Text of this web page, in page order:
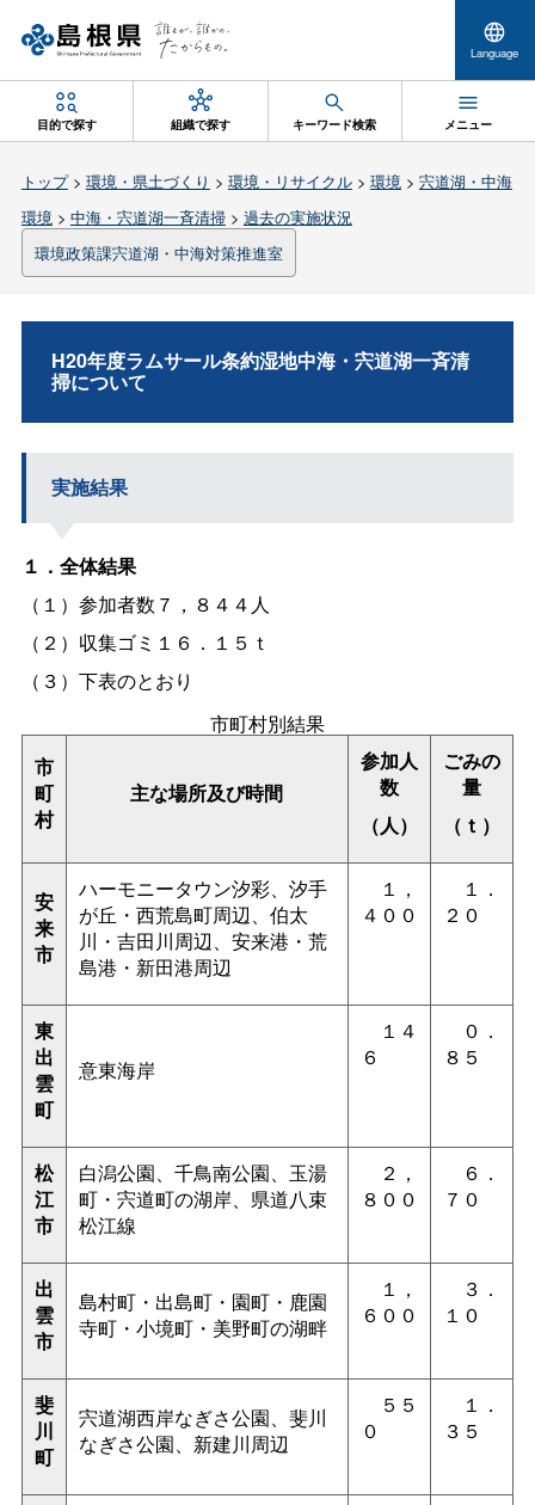
Language
目的で探す 組織で探す キーワード検索 メニュー
トップ> 環境・県土づくり > 環境・リサイクル> 環境> 宍道湖・中海
環境> 中海・宍道湖一斉清掃> 過去の実施状況
環境政策課宍道湖・中海対策推進室
H20年度ラムサール条約湿地中海・宍道湖一斉清
掃について
実施結果
１．全体結果
（１）参加者数７，８４４人
（２）収集ゴミ１６．１５ｔ
（３）下表のとおり
市町村別結果
市
町
村
主な場所及び時間
参加人
数
（人）
ごみの
量
（ｔ）
安
来
市
ハーモニータウン汐彩、汐手
が丘・西荒島町周辺、伯太
川・吉田川周辺、安来港・荒
島港・新田港周辺
１，
４００
１．
２０
東
出
雲
町
意東海岸
１４
６
０．
８５
松
江
市
白潟公園、千鳥南公園、玉湯
町・宍道町の湖岸、県道八束
松江線
２，
８００
６．
７０
出
雲
市
島村町・出島町・園町・鹿園
寺町・小境町・美野町の湖畔
１，
６００
３．
１０
斐
川
町
宍道湖西岸なぎさ公園、斐川
なぎさ公園、新建川周辺
５５
０
１．
３５